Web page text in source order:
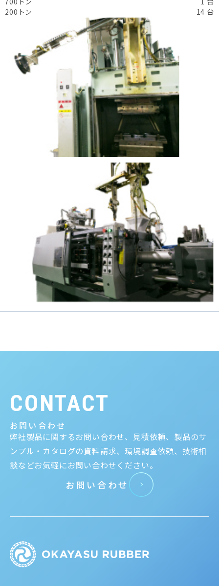
200トン
14 台
CONTACT
お問い合わせ
弊社製品に関するお問い合わせ、見積依頼、製品のサ
ンプル・カタログの資料請求、環境調査依頼、技術相
談などお気軽にお問い合わせください。
お問い合わせ